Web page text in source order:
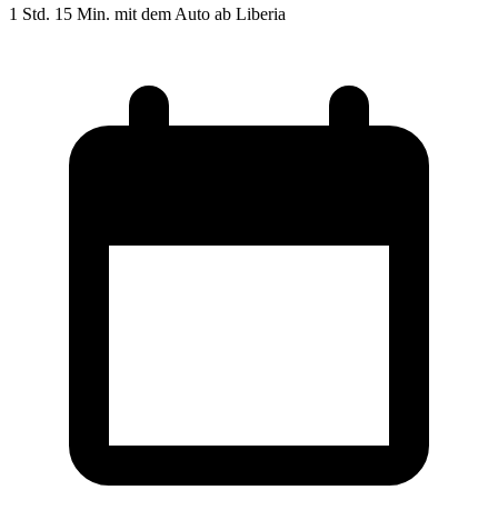
1 Std. 15 Min. mit dem Auto ab Liberia